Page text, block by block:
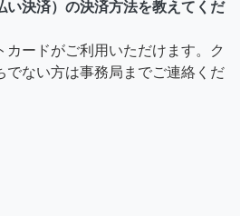
い決済）の決済方法を教えてくだ
カードがご利用いただけます。ク
でない方は事務局までご連絡くだ